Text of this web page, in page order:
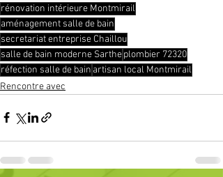
rénovation intérieure Montmirail
aménagement salle de bain
secretariat entreprise Chaillou
salle de bain moderne Sartheplombier 72320
réfection salle de bain artisan local Montmirail
Rencontre avec